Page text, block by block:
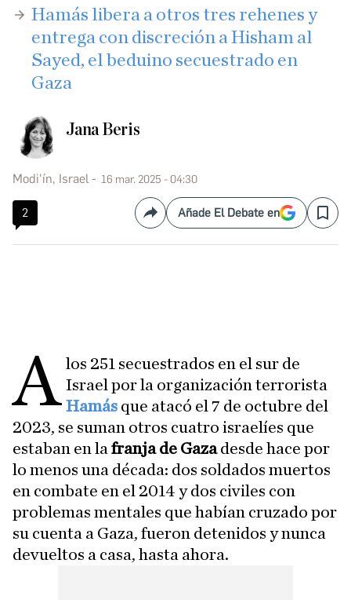
​Hamás libera a otros tres rehenes y
entrega con discreción a Hisham al
Sayed, el beduino secuestrado en
Gaza
Jana Beris
Modi'ín, Israel 16 mar. 2025 - 04:30
2 CompartirAñade El Debate en Save
A los 251 secuestrados en el sur de
Israel por la organización terrorista
Hamás que atacó el 7 de octubre del
2023, se suman otros cuatro israelíes que
estaban en la franja de Gazadesde hace por
lo menos una década: dos soldados muertos
en combate en el 2014 y dos civiles con
problemas mentales que habían cruzado por
su cuenta a Gaza, fueron detenidos y nunca
devueltos a casa, hasta ahora.